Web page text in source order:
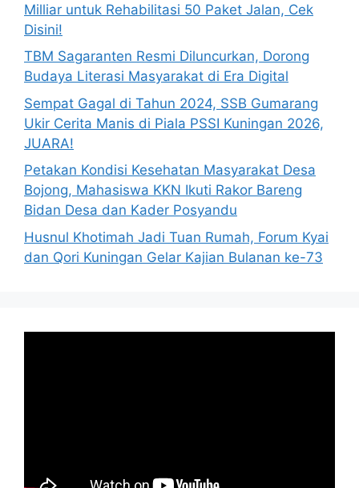
Milliar untuk Rehabilitasi 50 Paket Jalan, Cek
Disini!
TBM Sagaranten Resmi Diluncurkan, Dorong
Budaya Literasi Masyarakat di Era Digital
Sempat Gagal di Tahun 2024, SSB Gumarang
Ukir Cerita Manis di Piala PSSI Kuningan 2026,
JUARA!
Petakan Kondisi Kesehatan Masyarakat Desa
Bojong, Mahasiswa KKN Ikuti Rakor Bareng
Bidan Desa dan Kader Posyandu
Husnul Khotimah Jadi Tuan Rumah, Forum Kyai
dan Qori Kuningan Gelar Kajian Bulanan ke-73